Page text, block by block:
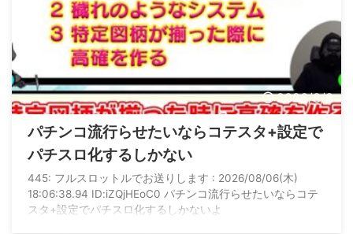
2026/8/8
パチンコ流行らせたいならコテスタ+設定で
パチスロ化するしかない
445: フルスロットルでお送りします : 2026/08/06(木)
18:06:38.94 ID:iZQjHEoC0 パチンコ流行らせたいならコテ
スタ+設定でパチスロ化するしかないよ